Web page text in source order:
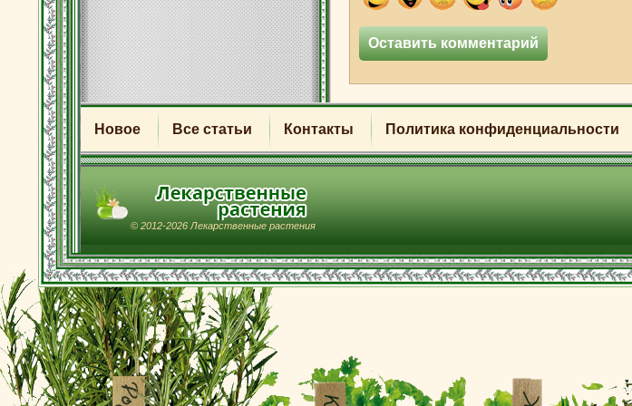
Новое Все статьи Контакты Политика конфиденциальности
© 2012-2026 Лекарственные растения